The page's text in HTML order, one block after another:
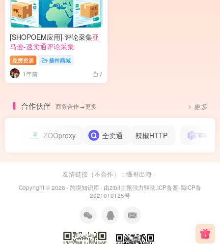
[SHOPOEM应用]-评论采集亚
马逊-速卖通评论采集
免费资源 插件商城
1年前 7
合作伙伴 商务合作→更多 更多
ZOOproxy 全卖通 辣椒HTTP
友情链接（不合作）： 懂哥出海 ·
Copyright © 2026 · 跨境知识库 · 由zibll主题强力驱动.ICP备案-蜀ICP备
2021010125号